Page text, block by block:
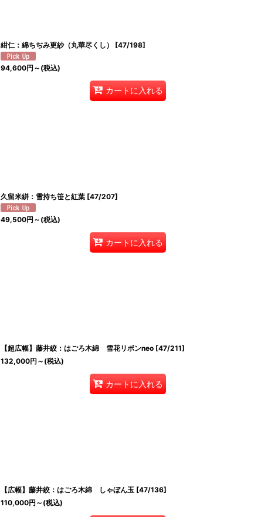
紺仁：綿ちぢみ更紗（丸華尽くし） [47/198]
94,600円 ～ (税込)
カートに入れる
久留米絣：雪持ち笹と紅葉 [47/207]
49,500円 ～ (税込)
カートに入れる
【超広幅】藤井絞：はごろ木綿 雪花リボンneo [47/211]
132,000円 ～ (税込)
カートに入れる
【広幅】藤井絞：はごろ木綿 しゃぼん玉 [47/136]
110,000円 ～ (税込)